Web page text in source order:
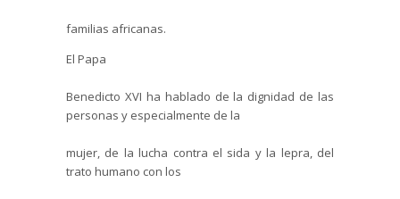
familias africanas.
El Papa
Benedicto XVI ha hablado de la dignidad de las
personas y especialmente de la
mujer, de la lucha contra el sida y la lepra, del
trato humano con los